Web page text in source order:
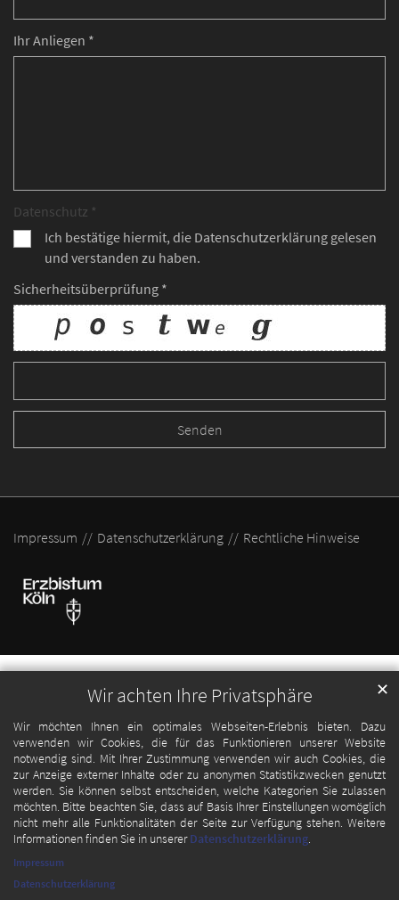
Wir achten Ihre Privatsphäre
Wir möchten Ihnen ein optimales Webseiten-Erlebnis bieten. Dazu
verwenden wir Cookies, die für das Funktionieren unserer Website
notwendig sind. Mit Ihrer Zustimmung verwenden wir auch Cookies, die
zur Anzeige externer Inhalte oder zu anonymen Statistikzwecken genutzt
werden. Sie können selbst entscheiden, welche Kategorien Sie zulassen
möchten. Bitte beachten Sie, dass auf Basis Ihrer Einstellungen womöglich
nicht mehr alle Funktionalitäten der Seite zur Verfügung stehen. Weitere
Informationen finden Sie in unsererDatenschutzerklärung.
✕
Impressum
Datenschutzerklärung
Ihr Anliegen *
Datenschutz *
Ich bestätige hiermit, die Datenschutzerklärung gelesen
und verstanden zu haben.
Sicherheitsüberprüfung *
Impressum Datenschutzerklärung Rechtliche Hinweise